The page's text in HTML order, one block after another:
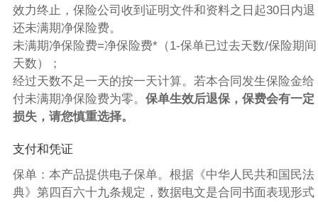
效力终止，保险公司收到证明文件和资料之日起30日内退
还未满期净保险费。
未满期净保险费=净保险费*（1-保单已过去天数/保险期间
天数）；
经过天数不足一天的按一天计算。若本合同发生保险金给
付未满期净保险费为零。 保单生效后退保，保费会有一定
损失，请您慎重选择。
支付和凭证
保单：本产品提供电子保单。根据《中华人民共和国民法
典》第四百六十九条规定，数据电文是合同书面表现形式